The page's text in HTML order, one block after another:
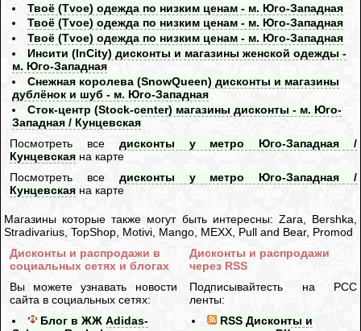
Твоё (Tvoe) одежда по низким ценам - м. Юго-Западная
Твоё (Tvoe) одежда по низким ценам - м. Юго-Западная
Твоё (Tvoe) одежда по низким ценам - м. Юго-Западная
Инсити (InCity) дисконты и магазины женской одежды -
м. Юго-Западная
Снежная королева (SnowQueen) дисконты и магазины
дублёнок и шуб - м. Юго-Западная
Сток-центр (Stock-center) магазины дисконты - м. Юго-
Западная / Кунцевская
Посмотреть все дисконты у метро Юго-Западная /
Кунцевская на карте
Посмотреть все дисконты у метро Юго-Западная /
Кунцевская на карте
Магазины которые также могут быть интересны: Zara, Bershka,
Stradivarius, TopShop, Motivi, Mango, MEXX, Pull and Bear, Promod
Дисконты и распродажи в
социальных сетях и блогах
Вы можете узнавать новости
сайта в социальных сетях:
Блог в ЖЖ Adidas-
Дисконты и распродажи
через RSS
Подписывайтесть на РСС
ленты:
RSS Дисконты и